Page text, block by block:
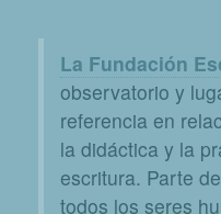
La Fundación
observatorio y
referencia en
la didáctica y la
escritura. Parte
todos los seres